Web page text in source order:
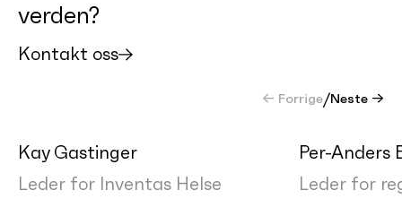
verden?
Kontakt oss
← Forrige/Neste →
Kay Gastinger
Leder for Inventas Helse
Per-Anders
Leder for